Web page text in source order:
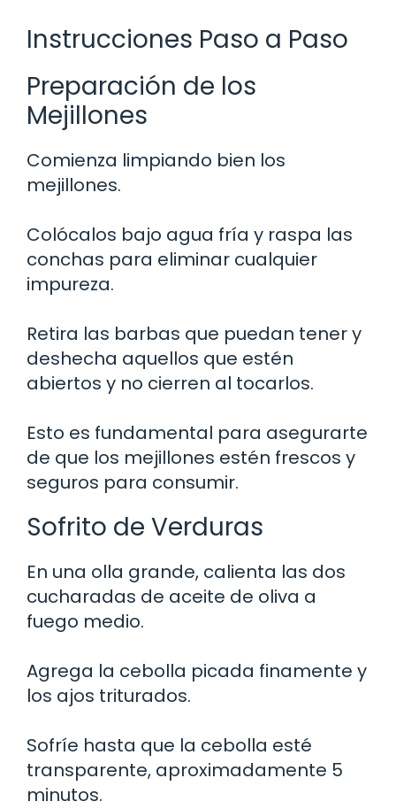
Instrucciones Paso a Paso
Preparación de los
Mejillones
Comienza limpiando bien los
mejillones.
Colócalos bajo agua fría y raspa las
conchas para eliminar cualquier
impureza.
Retira las barbas que puedan tener y
deshecha aquellos que estén
abiertos y no cierren al tocarlos.
Esto es fundamental para asegurarte
de que los mejillones estén frescos y
seguros para consumir.
Sofrito de Verduras
En una olla grande, calienta las dos
cucharadas de aceite de oliva a
fuego medio.
Agrega la cebolla picada finamente y
los ajos triturados.
Sofríe hasta que la cebolla esté
transparente, aproximadamente 5
minutos.